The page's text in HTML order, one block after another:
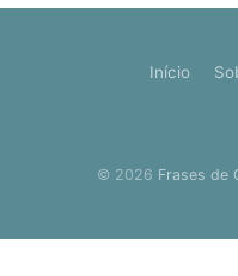
Início
© 2026 Frases de